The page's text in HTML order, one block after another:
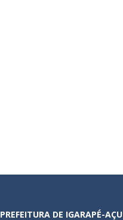
PREFEITURA DE IGARAPÉ-AÇU